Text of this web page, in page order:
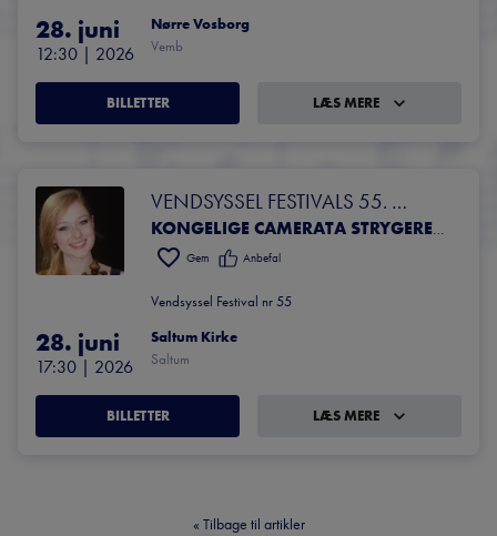
28. juni
12:30 | 2026
Nørre Vosborg
Vemb
BILLETTER LÆS MERE
VENDSYSSEL FESTIVALS 55.
ÅBNINGSKONCERT
KONGELIGE CAMERATA STRYGERENSEMBLE FRA DET KGL. KAPEL
Gem Anbefal
Vendsyssel Festival nr 55
28. juni
17:30 | 2026
Saltum Kirke
Saltum
BILLETTER LÆS MERE
« Tilbage til artikler